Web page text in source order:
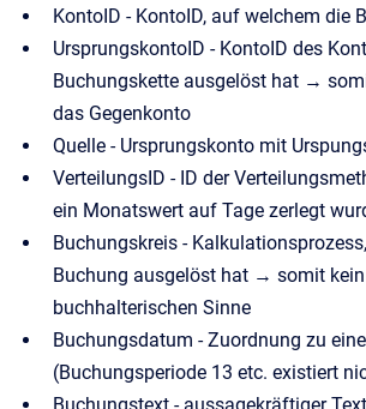
KontoID - KontoID, auf welchem die
UrsprungskontoID - KontoID des
Buchungskette ausgelöst hat →
das Gegenkonto
Quelle - Ursprungskonto mit
VerteilungsID - ID der
ein Monatswert auf Tage zerlegt
Buchungskreis -
Buchung ausgelöst hat → somit
buchhalterischen Sinne
Buchungsdatum - Zuordnung zu
(Buchungsperiode 13 etc. existiert